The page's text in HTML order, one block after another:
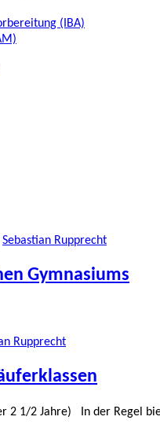
(IBA)
Sebastian Rupprecht
Gymnasiums
Rupprecht
2 1/2 Jahre) In der Regel